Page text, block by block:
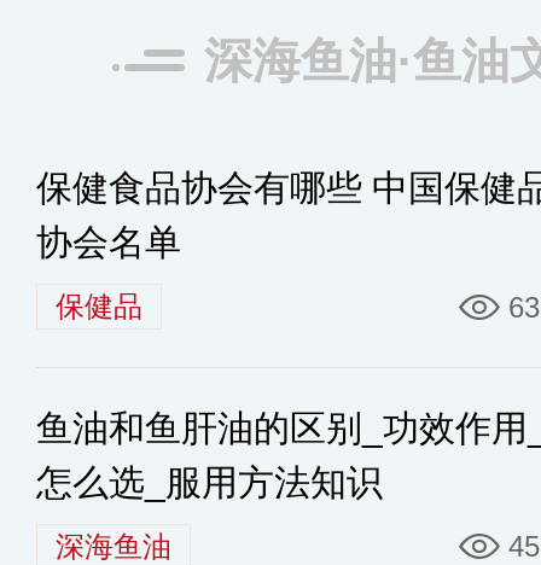
深海鱼油·鱼油
保健食品协会有哪些 中国保健
协会名单
保健品
鱼油和鱼肝油的区别_功效作用
怎么选_服用方法知识
深海鱼油